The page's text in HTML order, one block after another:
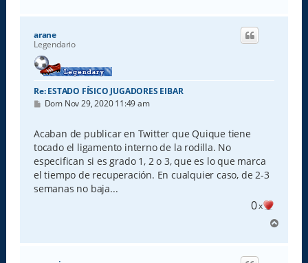
r
arane
Legendario
Re: ESTADO FÍSICO JUGADORES EIBAR
M
s
a
j
e
Dom Nov 29, 2020 11:49 am
Acaban de publicar en Twitter que Quique tiene
tocado el ligamento interno de la rodilla. No
especifican si es grado 1, 2 o 3, que es lo que marca
el tiempo de recuperación. En cualquier caso, de 2-3
semanas no baja...
0x
r